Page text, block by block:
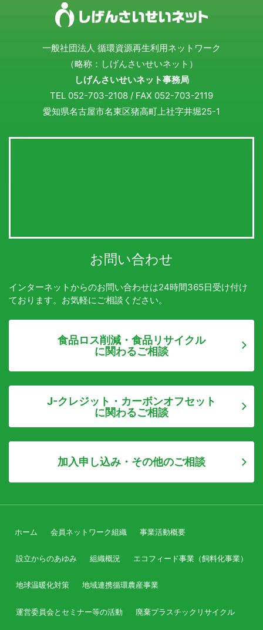
一般社団法人 循環資源再生利用ネットワーク
（略称：しげんさいせいネット）
しげんさいせいネット事務局
TEL 052-703-2108 / FAX 052-703-2119
愛知県名古屋市名東区猪高町上社字井堀25-1
お問い合わせ
インターネットからのお問い合わせは24時間365日受け付け
ております。お気軽にご相談ください。
食品ロス削減・食品リサイクル
に関わるご相談
J-クレジット・カーボンオフセット
に関わるご相談
加入申し込み・その他のご相談
ホーム 会員ネットワーク組織 事業活動概要
設立からのあゆみ 組織概況 エコフィード事業（飼料化事業）
地球温暖化対策 地域連携循環農産事業
運営委員会とセミナー等の活動 廃棄プラスチックリサイクル